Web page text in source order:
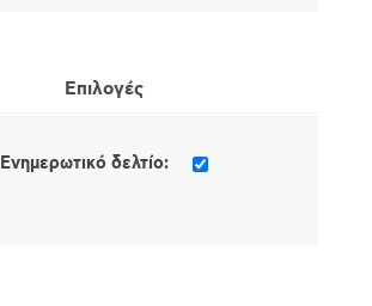
Επιλογές
Ενημερωτικό δελτίο: